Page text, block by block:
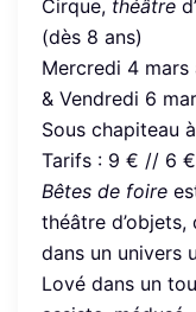
Cirque, théâtre
(dès 8 ans)
Mercredi 4 mars
& Vendredi 6
Sous chapiteau
Tarifs : 9 € // 6
Bêtes de foire
théâtre
dans un univers
Lové dans un